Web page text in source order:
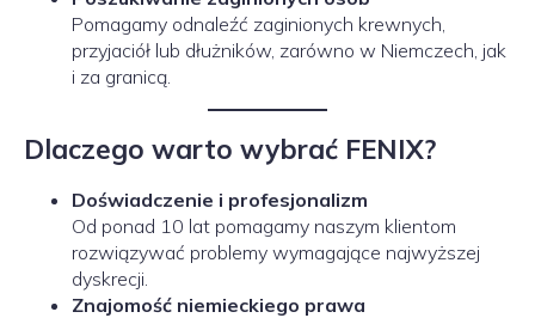
Pomagamy odnaleźć zaginionych krewnych,
przyjaciół lub dłużników, zarówno w Niemczech, jak
i za granicą.
Dlaczego warto wybrać FENIX?
Doświadczenie i profesjonalizm
Od ponad 10 lat pomagamy naszym klientom
rozwiązywać problemy wymagające najwyższej
dyskrecji.
Znajomość niemieckiego prawa